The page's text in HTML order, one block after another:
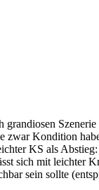
Kondition
KS als
sich mit leichter
sein sollte